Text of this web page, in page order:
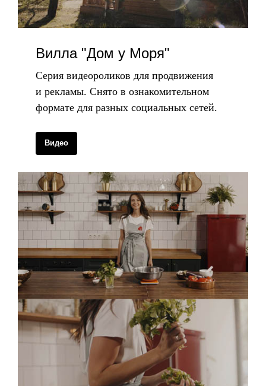
Вилла "Дом у Моря"
Серия видеороликов для продвижения
и рекламы. Снято в ознакомительном
формате для разных социальных сетей.
Видео